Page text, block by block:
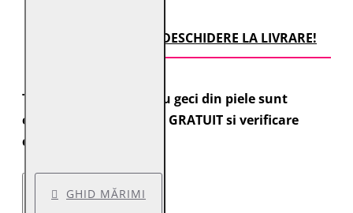
TRANSPORT CU DESCHIDERE LA LIVRARE!
Toate comenzile pentru geci din piele sunt
expediate cu transport GRATUIT si verificare
colet.
GHID MĂRIMI